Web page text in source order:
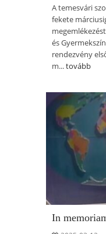
A temesvári
fekete
és
rendezvény
m...tovább
In